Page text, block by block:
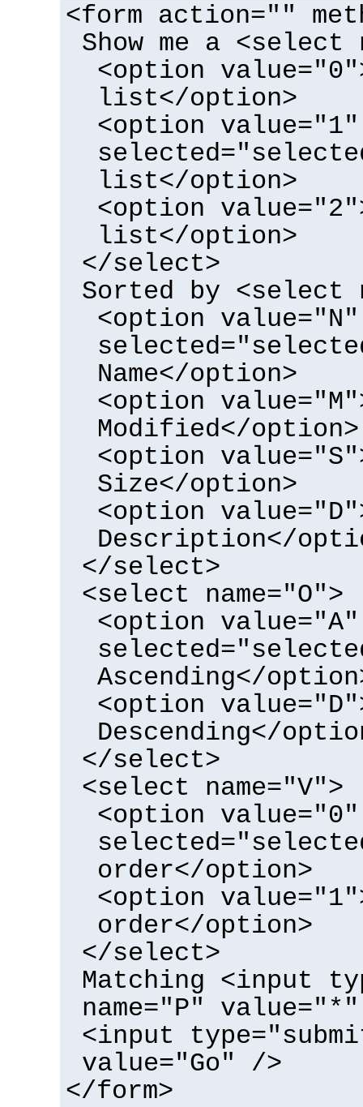
<form action=""
Show me a <select
<option
list</option>
<option value="1"
list</option>
<option
list</option>
</select>
Sorted by <select
<option value="N"
Name</option>
<option
Modified</option>
<option
Size</option>
<option
Description</
</select>
<select name="O">
<option value="A"
Ascending</
<option
Descending</
</select>
<select name="V">
<option value="0"
order</option>
<option
order</option>
</select>
Matching <input
name="P"
<input
value="Go" />
</form>